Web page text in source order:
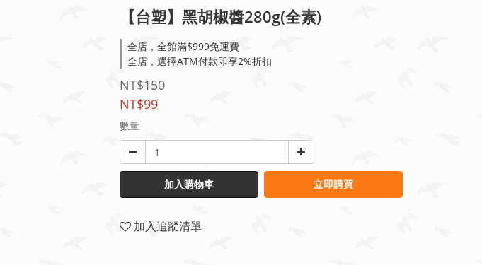
【台塑】黑胡椒醬280g(全素)
全店，全館滿$999免運費
全店，選擇ATM付款即享2%折扣
NT$150
NT$99
數量
加入購物車 立即購買
加入追蹤清單